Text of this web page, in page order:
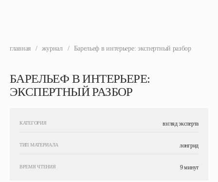
главная / журнал / Барельеф в интерьере: экспертный разбор
БАРЕЛЬЕФ В ИНТЕРЬЕРЕ:
ЭКСПЕРТНЫЙ РАЗБОР
КАТЕГОРИЯ взгляд эксперта
ТИП МАТЕРИАЛА лонгрид
ВРЕМЯ ЧТЕНИЯ 9 минут